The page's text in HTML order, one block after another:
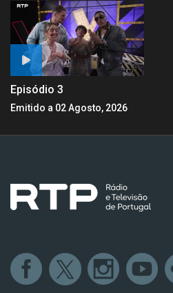
Episódio 3
Emitido a 02 Agosto, 2026